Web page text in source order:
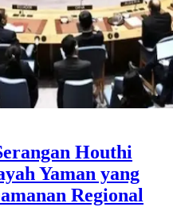
Houthi
Yaman yang
Regional